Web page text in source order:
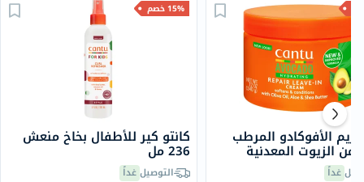
15% خصم
كانتو كير للأطفال بخاخ منعش
236 مل
التوصيل غداً
الأفوكادو المرطب
من الزيوت المعدنية
للشعر الجاف والمتقصف 340 غداً